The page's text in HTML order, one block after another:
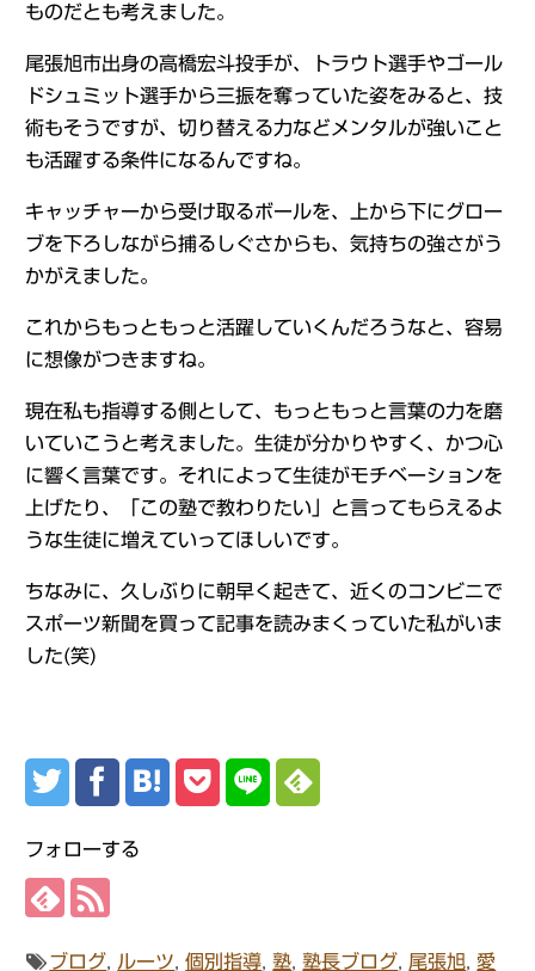
ものだとも考えました。
尾張旭市出身の高橋宏斗投手が、トラウト選手やゴール
ドシュミット選手から三振を奪っていた姿をみると、技
術もそうですが、切り替える力などメンタルが強いこと
も活躍する条件になるんですね。
キャッチャーから受け取るボールを、上から下にグロー
ブを下ろしながら捕るしぐさからも、気持ちの強さがう
かがえました。
これからもっともっと活躍していくんだろうなと、容易
に想像がつきますね。
現在私も指導する側として、もっともっと言葉の力を磨
いていこうと考えました。生徒が分かりやすく、かつ心
に響く言葉です。それによって生徒がモチベーションを
上げたり、「この塾で教わりたい」と言ってもらえるよ
うな生徒に増えていってほしいです。
ちなみに、久しぶりに朝早く起きて、近くのコンビニで
スポーツ新聞を買って記事を読みまくっていた私がいま
した(笑)
フォローする
ブログ ルーツ ,個別指導 ,塾 ,塾長ブログ 尾張旭 愛